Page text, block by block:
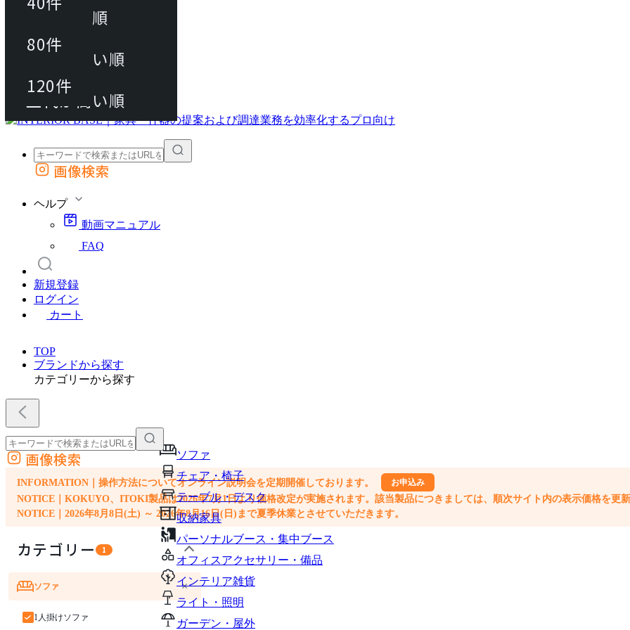
動画マニュアル
FAQ
カート
外部サイトの商品をカートに追加
画像検索
ヘルプ
動画マニュアル
FAQ
新規登録
ログイン
カート
TOP
ブランドから探す
カテゴリーから探す
ソファ
チェア・椅子
テーブル・デスク
収納家具
パーソナルブース・集中ブース
オフィスアクセサリー・備品
インテリア雑貨
ライト・照明
ガーデン・屋外
外部サイトの商品をカートに追加
他のサイトで見つけた商品ページのURLを貼り付けて、カートに追加できます
画像検索
INFORMATION｜操作方法についてオンライン説明会を定期開催しております。 お申込み
NOTICE｜KOKUYO、ITOKI製品は2026年7月1日より価格改定が実施されます。該当製品につきましては、順次サイト内の表示価格を更新
NOTICE｜2026年8月8日(土) ～ 2026年8月16日(日)まで夏季休業とさせていただきます。
カテゴリー 1
ソファ ×
1人掛けソファ
80件
120件
おすすめ順
上代が安い順
上代が高い順
80件
120件